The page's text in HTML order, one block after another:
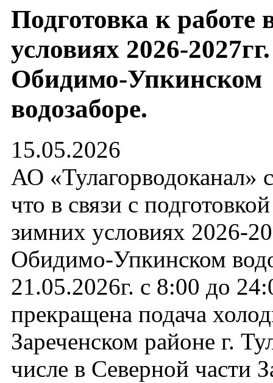
Подготовка к работе
условиях 2026-
Обидимо-Упкинском
водозаборе.
15.05.2026
АО «Тулагорводоканал»
что в связи с
зимних условиях 2026-
Обидимо-Упкинском
21.05.2026г. с 8:00 до
прекращена подача
Зареченском районе г.
числе в Северной части